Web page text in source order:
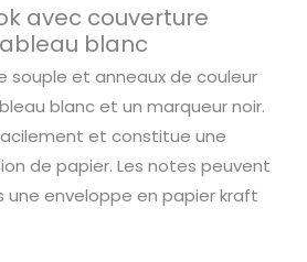
avec couverture
blanc
souple et anneaux de couleur
blanc et un marqueur noir.
et constitue une
de papier. Les notes peuvent
une enveloppe en papier kraft